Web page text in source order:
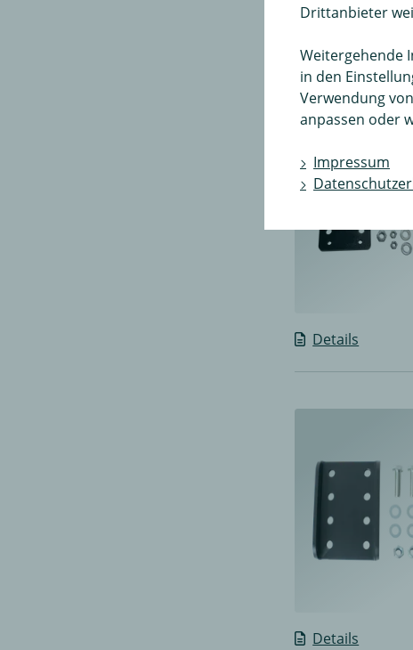
Details
Details
Drittanbieter
Weitergehende
in den
Verwendung
anpassen oder
Impressum